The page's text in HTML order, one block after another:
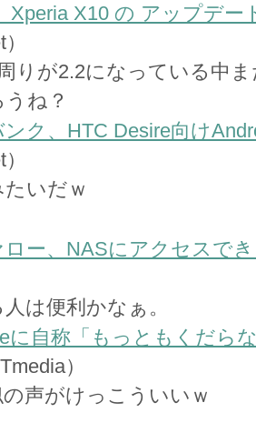
Xperia X10 の アップデー
りが2.2になっている中
ね？
ク、HTC Desire向け
いだｗ
ー、NASにアクセスで
は便利かなぁ。
に自称「もっともくだら
）
声がけっこういいｗ